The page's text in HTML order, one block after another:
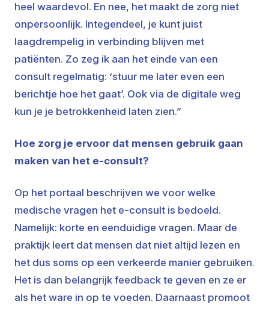
heel waardevol. En nee, het maakt de zorg niet
onpersoonlijk. Integendeel, je kunt juist
laagdrempelig in verbinding blijven met
patiënten. Zo zeg ik aan het einde van een
consult regelmatig: ‘stuur me later even een
berichtje hoe het gaat’. Ook via de digitale weg
kun je je betrokkenheid laten zien.”
Hoe zorg je ervoor dat mensen gebruik gaan
maken van het e-consult?
Op het portaal beschrijven we voor welke
medische vragen het e-consult is bedoeld.
Namelijk: korte en eenduidige vragen. Maar de
praktijk leert dat mensen dat niet altijd lezen en
het dus soms op een verkeerde manier gebruiken.
Het is dan belangrijk feedback te geven en ze er
als het ware in op te voeden. Daarnaast promoot